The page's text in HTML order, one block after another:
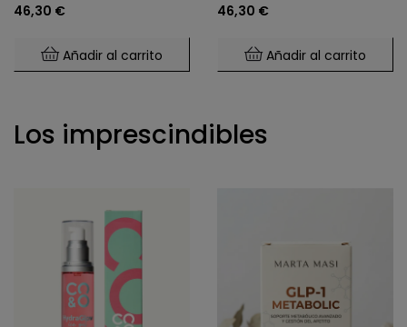
46,30 €
Añadir al carrito
46,30 €
Añadir al carrito
Los imprescindibles